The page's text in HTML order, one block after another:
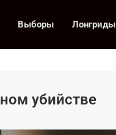
Выборы Лонгриды
убийстве